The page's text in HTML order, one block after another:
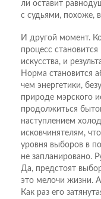
ли оставит
с судьями, похоже,
И другой момент.
процесс
искусства, и
Норма становится
чем энергетики,
природе мэрского
продолжиться
наступлением
исковчинятелям,
уровня выборов в
не запланировано.
Да, предстоят
это мелочи жизни.
Как раз его